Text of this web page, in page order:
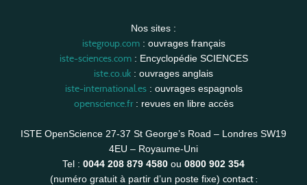
Nos sites :
istegroup.com: ouvrages français
iste-sciences.com: Encyclopédie SCIENCES
iste.co.uk : ouvrages anglais
iste-international.es: ouvrages espagnols
openscience.fr: revues en libre accès
ISTE OpenScience 27-37 St George’s Road – Londres SW19
4EU – Royaume-Uni
Tel : 0044 208 879 4580 ou 0800 902 354
(numéro gratuit à partir d’un poste fixe) contact :